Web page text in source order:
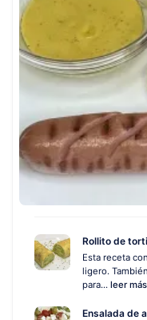
Rollito de
Esta receta
ligero.
para... leer más
Ensalada de